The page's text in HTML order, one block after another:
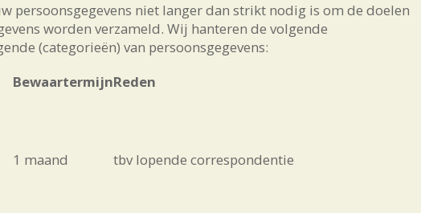
persoonsgegevens niet langer dan strikt nodig is om de doelen
worden verzameld. Wij hanteren de volgende
(categorieën) van persoonsgegevens:
BewaartermijnReden
1 maand tbv lopende correspondentie